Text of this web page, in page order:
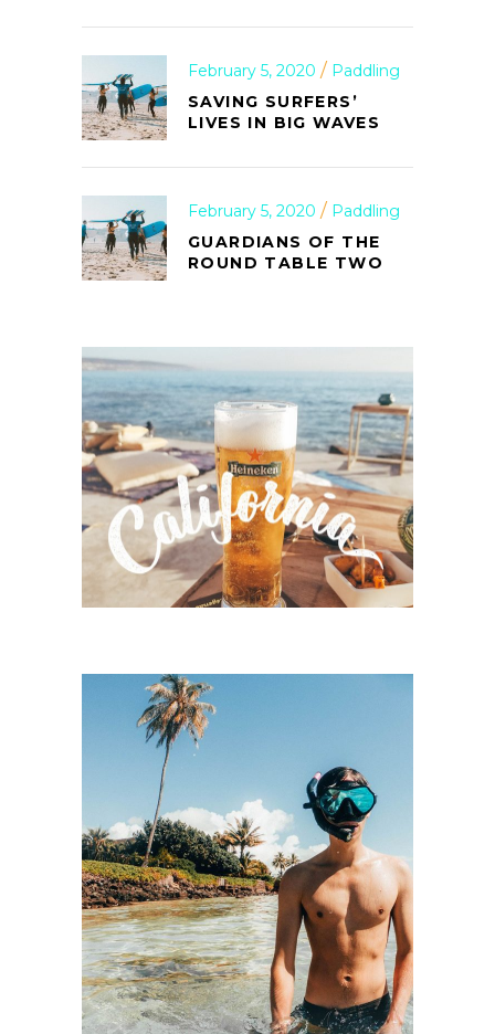
February 5, 2020
Paddling
SAVING SURFERS’
LIVES IN BIG WAVES
February 5, 2020
Paddling
GUARDIANS OF THE
ROUND TABLE TWO